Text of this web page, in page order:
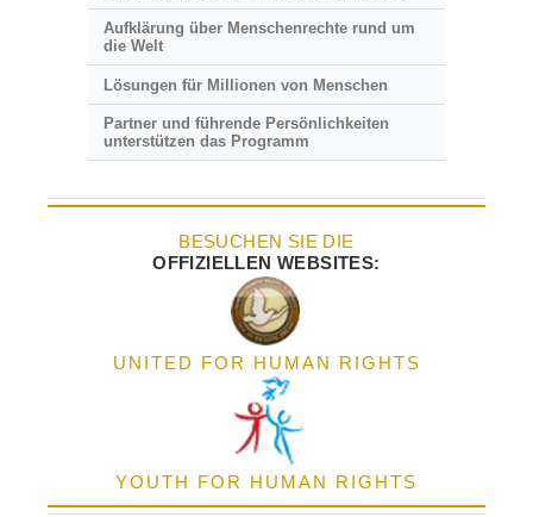
Aufklärung über Menschenrechte rund um
die Welt
Lösungen für Millionen von Menschen
Partner und führende Persönlichkeiten
unterstützen das Programm
BESUCHEN SIE DIE
OFFIZIELLEN WEBSITES:
UNITED FOR HUMAN RIGHTS
YOUTH FOR HUMAN RIGHTS